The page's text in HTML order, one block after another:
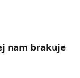
nam brakuje